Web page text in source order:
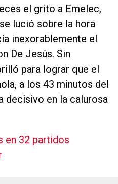
el grito a Emelec,
lució sobre la hora
inexorablemente el
De Jesús. Sin
para lograr que el
a los 43 minutos del
decisivo en la calurosa
en 32 partidos